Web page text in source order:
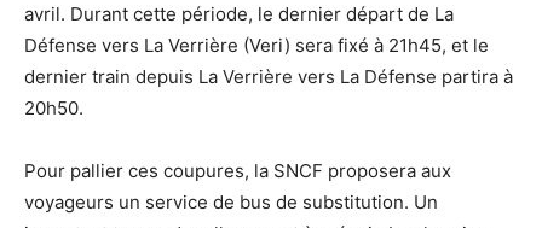
avril. Durant cette période, le dernier départ de La
Défense vers La Verrière (Veri) sera fixé à 21h45, et le
dernier train depuis La Verrière vers La Défense partira à
20h50.
Pour pallier ces coupures, la SNCF proposera aux
voyageurs un service de bus de substitution. Un